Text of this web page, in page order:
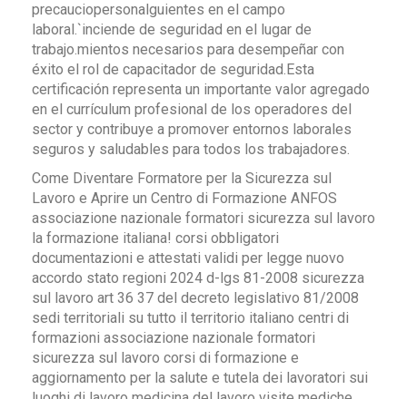
precauciopersonalguientes en el campo
laboral.`inciende de seguridad en el lugar de
trabajo.mientos necesarios para desempeñar con
éxito el rol de capacitador de seguridad.Esta
certificación representa un importante valor agregado
en el currículum profesional de los operadores del
sector y contribuye a promover entornos laborales
seguros y saludables para todos los trabajadores.
Come Diventare Formatore per la Sicurezza sul
Lavoro e Aprire un Centro di Formazione ANFOS
associazione nazionale formatori sicurezza sul lavoro
la formazione italiana! corsi obbligatori
documentazioni e attestati validi per legge nuovo
accordo stato regioni 2024 d-lgs 81-2008 sicurezza
sul lavoro art 36 37 del decreto legislativo 81/2008
sedi territoriali su tutto il territorio italiano centri di
formazioni associazione nazionale formatori
sicurezza sul lavoro corsi di formazione e
aggiornamento per la salute e tutela dei lavoratori sui